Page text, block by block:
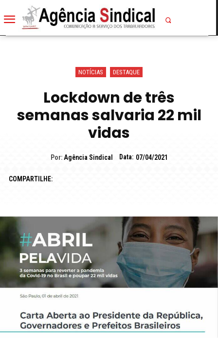
NOTÍCIAS DESTAQUE
Lockdown de três
semanas salvaria 22 mil
vidas
Por: Agência Sindical Data: 07/04/2021
COMPARTILHE: